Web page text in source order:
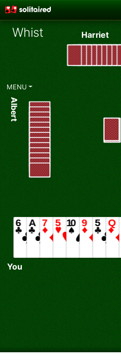
Whist
♦
MENU
Diamonds ♦
You
Albert
Harriet